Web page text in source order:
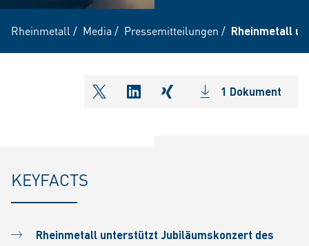
Rheinmetall / Media / Pressemitteilungen / Rheinmetall
shareOntwitter
shareOnlinkedIn
shareOnxing1 Dokument
KEYFACTS
Rheinmetall unterstützt Jubiläumskonzert des